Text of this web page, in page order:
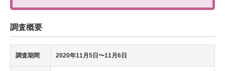
調査概要
調査期間 2020年11月5日〜11月6日